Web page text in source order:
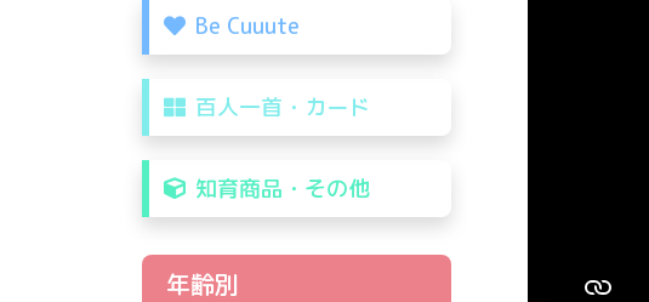
Be Cuuute
百人一首・カード
知育商品・その他
年齢別